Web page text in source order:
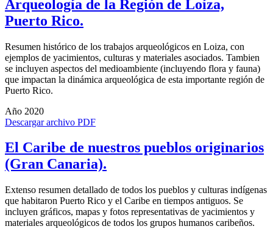
Arqueología de la Región de Loíza,
Puerto Rico.
Resumen histórico de los trabajos arqueológicos en Loiza, con
ejemplos de yacimientos, culturas y materiales asociados. Tambien
se incluyen aspectos del medioambiente (incluyendo flora y fauna)
que impactan la dinámica arqueológica de esta importante región de
Puerto Rico.
Año 2020
Descargar archivo PDF
El Caribe de nuestros pueblos originarios
(Gran Canaria).
Extenso resumen detallado de todos los pueblos y culturas indígenas
que habitaron Puerto Rico y el Caribe en tiempos antiguos. Se
incluyen gráficos, mapas y fotos representativas de yacimientos y
materiales arqueológicos de todos los grupos humanos caribeños.